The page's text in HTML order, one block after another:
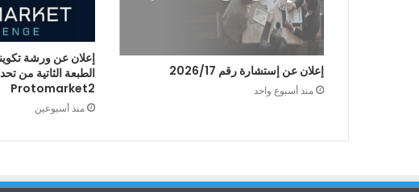
إعلان عن إستشارة رقم 2026/17
منذ أسبوع واحد
إعلان عن ورشة
Protomarket2
منذ أسبوعين